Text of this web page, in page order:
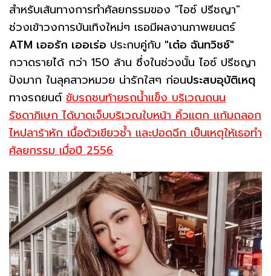
สำหรับเส้นทางการทำศัลยกรรมของ "ไอซ์ ปรีชญา"
ช่วงเข้าวงการบันเทิงใหม่ๆ เธอมีผลงานภาพยนตร์
ATM เออรัก เออเร่อ ประกบคู่กับ "เต๋อ ฉันทวิชช์"
กวาดรายได้ กว่า 150 ล้าน ซึ่งในช่วงนั้น ไอซ์ ปรีชญา
ปังมาก ในลุคสาวหมวย น่ารักใสๆ ก่อนประสบอุบัติเหตุ
ทางรถยนต์ ขับรถชนท้ายรถน้ำแข็ง บริเวณถนน
รัชดาภิเษก ได้บาดเจ็บบริเวณใบหน้า คิ้วแตก แก้มถลอก
ไหปลาร้าหัก เนื้อตัวเขียวช้ำ และปอดฉีก เป็นเหตุให้เธอทำ
ศัลยกรรม เมื่อปี 2556